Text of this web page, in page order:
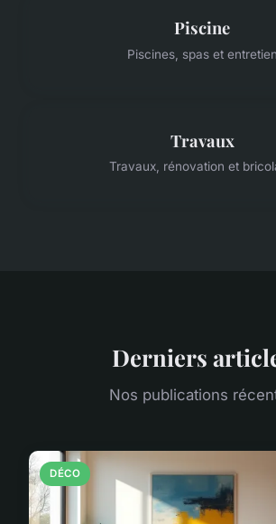
Piscine
Piscines, spas et entretien
Travaux
Travaux, rénovation et
Derniers
Nos publications
DÉCO